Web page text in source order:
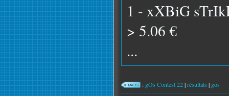
1 - xXBiG
> 5.06 €
...
: gOs Contest 22|résultats | gos